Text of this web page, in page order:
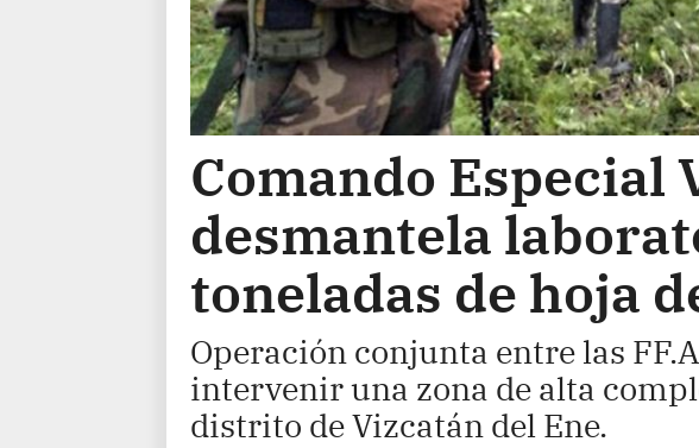
Comando Especial
desmantela
toneladas de hoja
Operación conjunta entre las
intervenir una zona de alta
distrito de Vizcatán del Ene.